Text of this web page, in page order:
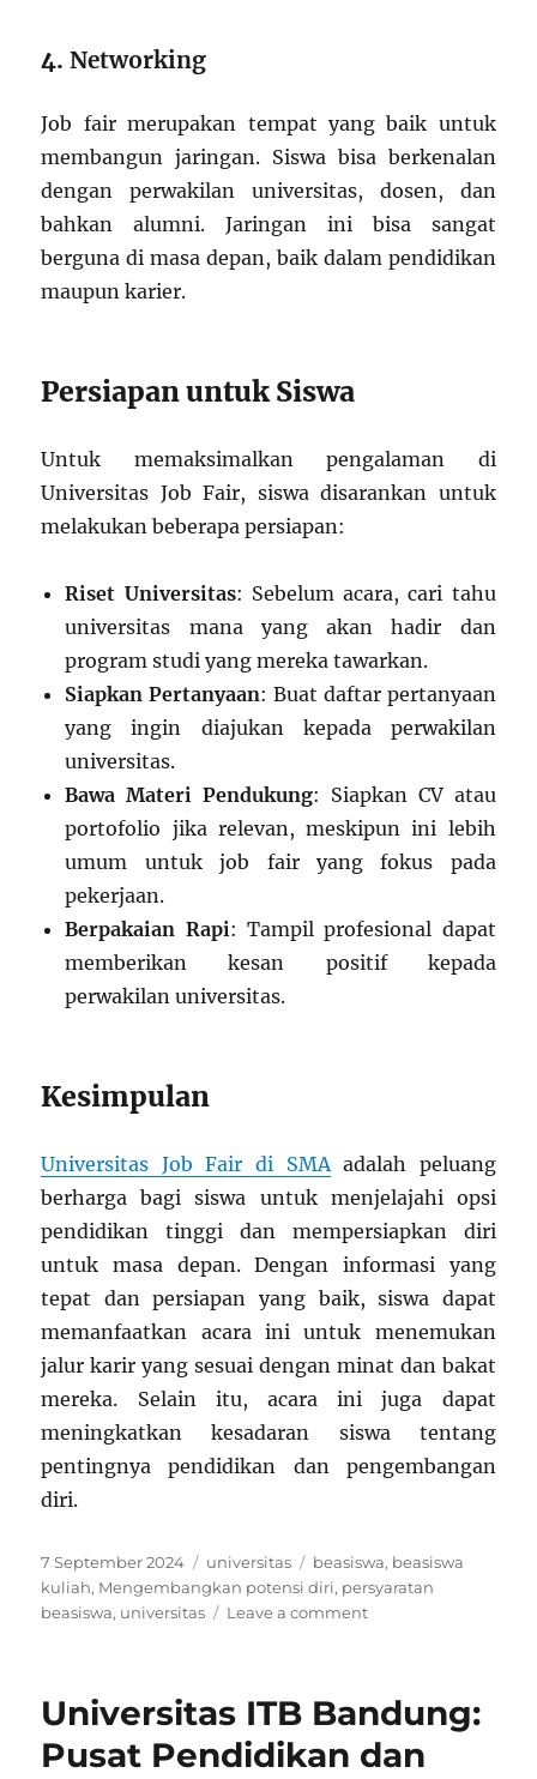
4.Networking
Job fair merupakan tempat yang baik untuk
membangun jaringan. Siswa bisa berkenalan
dengan perwakilan universitas, dosen, dan
bahkan alumni. Jaringan ini bisa sangat
berguna di masa depan, baik dalam pendidikan
maupun karier.
Persiapan untuk Siswa
Untuk memaksimalkan pengalaman di
Universitas Job Fair, siswa disarankan untuk
melakukan beberapa persiapan:
Riset Universitas: Sebelum acara, cari tahu
universitas mana yang akan hadir dan
program studi yang mereka tawarkan.
Siapkan Pertanyaan: Buat daftar pertanyaan
yang ingin diajukan kepada perwakilan
universitas.
Bawa Materi Pendukung: Siapkan CV atau
portofolio jika relevan, meskipun ini lebih
umum untuk job fair yang fokus pada
pekerjaan.
Berpakaian Rapi: Tampil profesional dapat
memberikan kesan positif kepada
perwakilan universitas.
Kesimpulan
Universitas Job Fair di SMAadalah peluang
berharga bagi siswa untuk menjelajahi opsi
pendidikan tinggi dan mempersiapkan diri
untuk masa depan. Dengan informasi yang
tepat dan persiapan yang baik, siswa dapat
memanfaatkan acara ini untuk menemukan
jalur karir yang sesuai dengan minat dan bakat
mereka. Selain itu, acara ini juga dapat
meningkatkan kesadaran siswa tentang
pentingnya pendidikan dan pengembangan
diri.
Posted
on
7 September 2024 Categories
universitas Tags
beasiswa, beasiswa
kuliah, Mengembangkan potensi diri, persyaratan
beasiswa, universitas Leave a commenton
di
SMA:
Peluang
Universitas ITB Bandung:
Pusat Pendidikan dan